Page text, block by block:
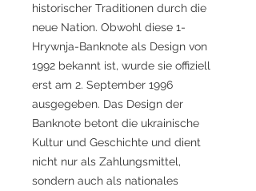
historischer Traditionen durch die
neue Nation. Obwohl diese 1-
Hrywnja-Banknote als Design von
1992 bekannt ist, wurde sie offiziell
erst am 2. September 1996
ausgegeben. Das Design der
Banknote betont die ukrainische
Kultur und Geschichte und dient
nicht nur als Zahlungsmittel,
sondern auch als nationales